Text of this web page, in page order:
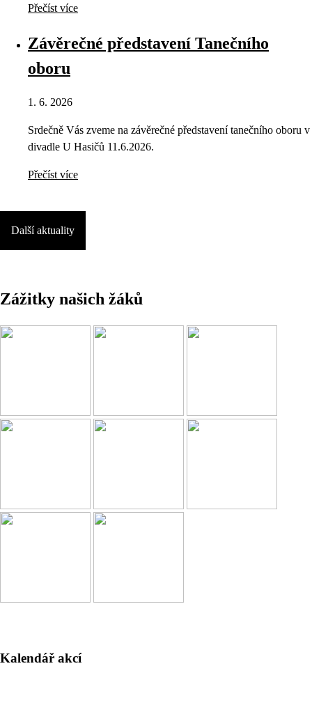
Přečíst více
Závěrečné představení Tanečního
oboru
1. 6. 2026
Srdečně Vás zveme na závěrečné představení tanečního oboru v
divadle U Hasičů 11.6.2026.
Přečíst více
Další aktuality
Zážitky našich žáků
Kalendář akcí